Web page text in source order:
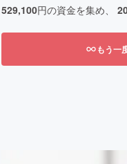
529,100円の資金を集め、
もう一